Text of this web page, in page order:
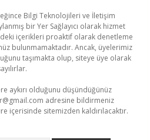
Bilgi Teknolojileri ve İletişim
bir Yer Sağlayıcı olarak hizmet
içerikleri proaktif olarak denetleme
bulunmamaktadır. Ancak, üyelerimiz
taşımakta olup, siteye üye olarak
aykırı olduğunu düşündüğünüz
adresine bildirmeniz
içerisinde sitemizden kaldırılacaktır.